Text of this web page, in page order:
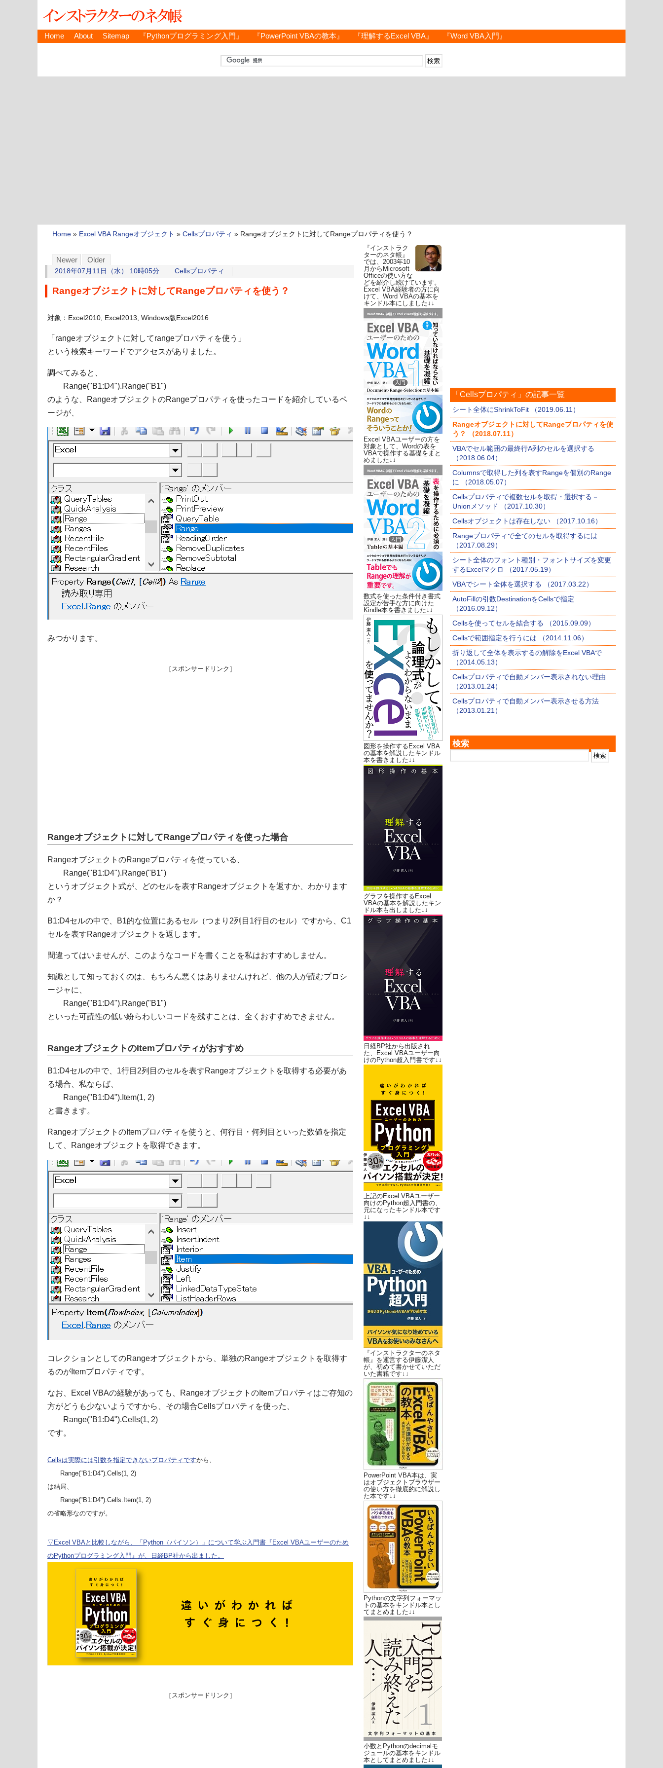
Home About Sitemap 『Pythonプログラミング入門』 『PowerPoint VBAの教本』 『理解するExcel VBA』 『Word VBA入門』
Home » Excel VBA Rangeオブジェクト » Cellsプロパティ » Rangeオブジェクトに対してRangeプロパティを使う？
Newer Older
2018年07月11日（水） 10時05分 Cellsプロパティ
Rangeオブジェクトに対してRangeプロパティを使う？
対象：Excel2010, Excel2013, Windows版Excel2016
「rangeオブジェクトに対してrangeプロパティを使う」
という検索キーワードでアクセスがありました。
調べてみると、
Range("B1:D4").Range("B1")
のような、RangeオブジェクトのRangeプロパティを使ったコードを紹介しているペ
ージが、
みつかります。
［スポンサードリンク］
Rangeオブジェクトに対してRangeプロパティを使った場合
RangeオブジェクトのRangeプロパティを使っている、
Range("B1:D4").Range("B1")
というオブジェクト式が、どのセルを表すRangeオブジェクトを返すか、わかります
か？
B1:D4セルの中で、B1的な位置にあるセル（つまり2列目1行目のセル）ですから、C1
セルを表すRangeオブジェクトを返します。
間違ってはいませんが、このようなコードを書くことを私はおすすめしません。
知識として知っておくのは、もちろん悪くはありませんけれど、他の人が読むプロシ
ージャに、
Range("B1:D4").Range("B1")
といった可読性の低い紛らわしいコードを残すことは、全くおすすめできません。
RangeオブジェクトのItemプロパティがおすすめ
B1:D4セルの中で、1行目2列目のセルを表すRangeオブジェクトを取得する必要があ
る場合、私ならば、
Range("B1:D4").Item(1, 2)
と書きます。
RangeオブジェクトのItemプロパティを使うと、何行目・何列目といった数値を指定
して、Rangeオブジェクトを取得できます。
コレクションとしてのRangeオブジェクトから、単独のRangeオブジェクトを取得す
るのがItemプロパティです。
なお、Excel VBAの経験があっても、RangeオブジェクトのItemプロパティはご存知の
方がどうも少ないようですから、その場合Cellsプロパティを使った、
Range("B1:D4").Cells(1, 2)
です。
Cellsは実際には引数を指定できないプロパティですから、
Range("B1:D4").Cells(1, 2)
は結局、
Range("B1:D4").Cells.Item(1, 2)
の省略形なのですが。
▽Excel VBAと比較しながら、「Python（パイソン）」について学ぶ入門書『Excel VBAユーザーのため
のPythonプログラミング入門』が、日経BP社から出ました。
［スポンサードリンク］
『インストラク
ターのネタ帳』
では、2003年10
月からMicrosoft
Officeの使い方な
どを紹介し続けています。
Excel VBA経験者の方に向
けて、Word VBAの基本を
キンドル本にしました↓↓
Excel VBAユーザーの方を
対象として、Wordの表を
VBAで操作する基礎をまと
めました↓↓
数式を使った条件付き書式
設定が苦手な方に向けた
Kindle本を書きました↓↓
図形を操作するExcel VBA
の基本を解説したキンドル
本を書きました↓↓
グラフを操作するExcel
VBAの基本を解説したキン
ドル本も出しました↓↓
日経BP社から出版され
た、Excel VBAユーザー向
けのPython超入門書です↓↓
上記のExcel VBAユーザー
向けのPython超入門書の、
元になったキンドル本です
↓↓
『インストラクターのネタ
帳』を運営する伊藤潔人
が、初めて書かせていただ
いた書籍です↓↓
PowerPoint VBA本は、実
はオブジェクトブラウザー
の使い方を徹底的に解説し
た本です↓↓
Pythonの文字列フォーマッ
トの基本をキンドル本とし
てまとめました↓↓
小数とPythonのdecimalモ
ジュールの基本をキンドル
本としてまとめました↓↓
「Cellsプロパティ」の記事一覧
シート全体にShrinkToFit （2019.06.11）
Rangeオブジェクトに対してRangeプロパティを使
う？ （2018.07.11）
VBAでセル範囲の最終行A列のセルを選択する
（2018.06.04）
Columnsで取得した列を表すRangeを個別のRange
に （2018.05.07）
Cellsプロパティで複数セルを取得・選択する－
Unionメソッド （2017.10.30）
Cellsオブジェクトは存在しない （2017.10.16）
Rangeプロパティで全てのセルを取得するには
（2017.08.29）
シート全体のフォント種別・フォントサイズを変更
するExcelマクロ （2017.05.19）
VBAでシート全体を選択する （2017.03.22）
AutoFillの引数DestinationをCellsで指定
（2016.09.12）
Cellsを使ってセルを結合する （2015.09.09）
Cellsで範囲指定を行うには （2014.11.06）
折り返して全体を表示するの解除をExcel VBAで
（2014.05.13）
Cellsプロパティで自動メンバー表示されない理由
（2013.01.24）
Cellsプロパティで自動メンバー表示させる方法
（2013.01.21）
検索